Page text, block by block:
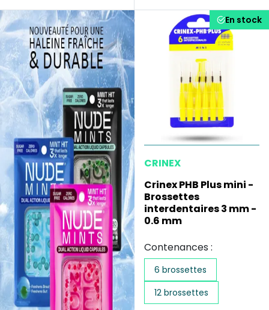
En stock
CRINEX
Crinex PHB Plus mini -
Brossettes
interdentaires 3 mm -
0.6 mm
Contenances :
6 brossettes
12 brossettes